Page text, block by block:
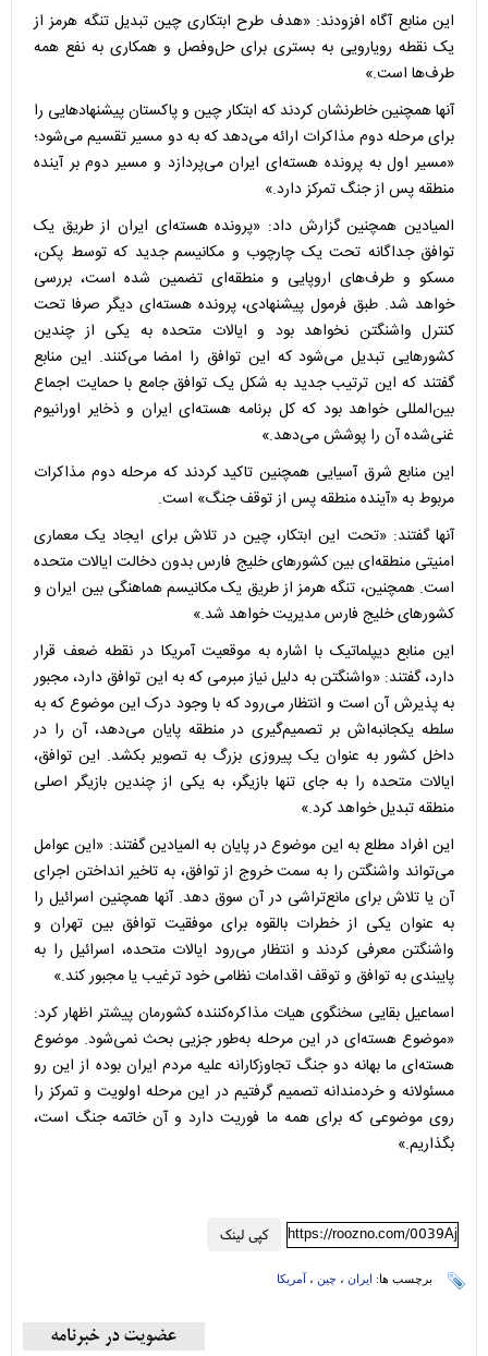
این منابع آگاه افزودند: «هدف طرح ابتکاری چین تبدیل تنگه هرمز از
یک نقطه رویارویی به بستری برای حل‌وفصل و همکاری به نفع همه
طرف‌ها است.»
آنها همچنین خاطرنشان کردند که ابتکار چین و پاکستان پیشنهادهایی را
برای مرحله دوم مذاکرات ارائه می‌دهد که به دو مسیر تقسیم می‌شود؛
«مسیر اول به پرونده هسته‌ای ایران می‌پردازد و مسیر دوم بر آینده
منطقه پس از جنگ تمرکز دارد.»
المیادین همچنین گزارش داد: «پرونده هسته‌ای ایران از طریق یک
توافق جداگانه تحت یک چارچوب و مکانیسم جدید که توسط پکن،
مسکو و طرف‌های اروپایی و منطقه‌ای تضمین شده است، بررسی
خواهد شد. طبق فرمول پیشنهادی، پرونده هسته‌ای دیگر صرفا تحت
کنترل واشنگتن نخواهد بود و ایالات متحده به یکی از چندین
کشورهایی تبدیل می‌شود که این توافق را امضا می‌کنند. این منابع
گفتند که این ترتیب جدید به شکل یک توافق جامع با حمایت اجماع
بین‌المللی خواهد بود که کل برنامه هسته‌ای ایران و ذخایر اورانیوم
غنی‌شده آن را پوشش می‌دهد.»
این منابع شرق آسیایی همچنین تاکید کردند که مرحله دوم مذاکرات
مربوط به «آینده منطقه پس از توقف جنگ» است.
آنها گفتند: «تحت این ابتکار، چین در تلاش برای ایجاد یک معماری
امنیتی منطقه‌ای بین کشورهای خلیج فارس بدون دخالت ایالات متحده
است. همچنین، تنگه هرمز از طریق یک مکانیسم هماهنگی بین ایران و
کشورهای خلیج فارس مدیریت خواهد شد.»
این منابع دیپلماتیک با اشاره به موقعیت آمریکا در نقطه ضعف قرار
دارد، گفتند: «واشنگتن به دلیل نیاز مبرمی که به این توافق دارد، مجبور
به پذیرش آن است و انتظار می‌رود که با وجود درک این موضوع که به
سلطه یکجانبه‌اش بر تصمیم‌گیری در منطقه پایان می‌دهد، آن را در
داخل کشور به عنوان یک پیروزی بزرگ به تصویر بکشد. این توافق،
ایالات متحده را به جای تنها بازیگر، به یکی از چندین بازیگر اصلی
منطقه تبدیل خواهد کرد.»
این افراد مطلع به این موضوع در پایان به المیادین گفتند: «این عوامل
می‌تواند واشنگتن را به سمت خروج از توافق، به تاخیر انداختن اجرای
آن یا تلاش برای مانع‌تراشی در آن سوق دهد. آنها همچنین اسرائیل را
به عنوان یکی از خطرات بالقوه برای موفقیت توافق بین تهران و
واشنگتن معرفی کردند و انتظار می‌رود ایالات متحده، اسرائیل را به
پایبندی به توافق و توقف اقدامات نظامی خود ترغیب یا مجبور کند.»
اسماعیل بقایی سخنگوی هیات مذاکره‌کننده کشورمان پیشتر اظهار کرد:
«موضوع هسته‌ای در این مرحله به‌طور جزیی بحث نمی‌شود. موضوع
هسته‌ای ما بهانه دو جنگ تجاوزکارانه علیه مردم ایران بوده از این رو
مسئولانه و خردمندانه تصمیم گرفتیم در این مرحله اولویت و تمرکز را
روی موضوعی که برای همه ما فوریت دارد و آن خاتمه جنگ است،
بگذاریم.»
کپی لینک https://roozno.com/0039Aj
برچسب ها: ایران ، چین ، آمریکا